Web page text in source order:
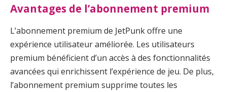
Avantages de l’abonnement premium
L’abonnement premium de JetPunk offre une
expérience utilisateur améliorée. Les utilisateurs
premium bénéficient d’un accès à des fonctionnalités
avancées qui enrichissent l’expérience de jeu. De plus,
l’abonnement premium supprime toutes les